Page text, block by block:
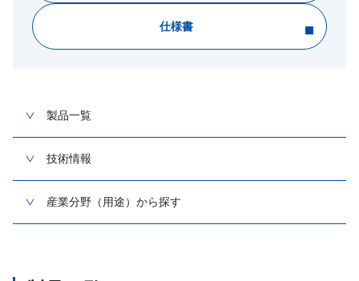
仕様書
製品一覧
技術情報
産業分野（用途）から探す